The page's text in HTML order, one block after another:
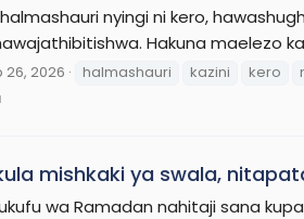
nyingi ni kero,
Hakuna maelezo
26, 2026 halmashauri kazini kero
mishkaki ya swala,
wa Ramadan nahitaji sana